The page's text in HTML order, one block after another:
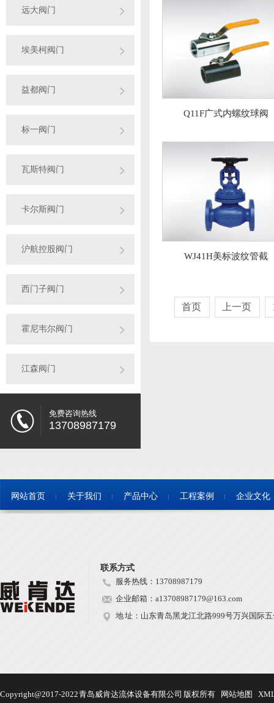
远大阀门
埃美柯阀门
益都阀门
标一阀门
瓦斯特阀门
卡尔斯阀门
沪航控股阀门
西门子阀门
霍尼韦尔阀门
江森阀门
免费咨询热线
13708987179
Q11F广式内螺纹球阀
WJ41H美标波纹管截
首页 上一页
网站首页 关于我们 产品中心 工程案例 企业文化
联系方式
服务热线：13708987179
企业邮箱：a13708987179@163.com
地 址：山东青岛黑龙江北路999号万兴国际
Copyright@2017-2022 青岛威肯达流体设备有限公司 版权所有 网站地图